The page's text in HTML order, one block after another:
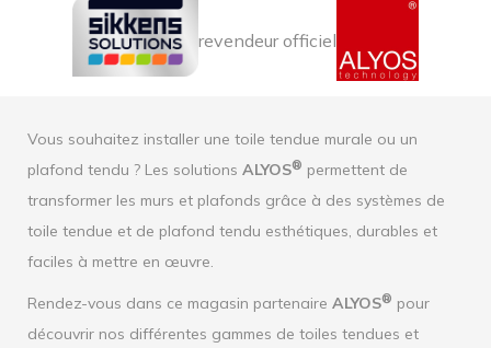
revendeur officiel
Vous souhaitez installer une toile tendue murale ou un
plafond tendu ? Les solutions ALYOS® permettent de
transformer les murs et plafonds grâce à des systèmes de
toile tendue et de plafond tendu esthétiques, durables et
faciles à mettre en œuvre.
Rendez-vous dans ce magasin partenaire ALYOS® pour
découvrir nos différentes gammes de toiles tendues et